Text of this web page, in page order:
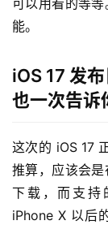
可以用看的等
能。
iOS 17 发
也一次告诉
这次的 iOS 17
推算，应该会
下载，而支持
iPhone X 以后